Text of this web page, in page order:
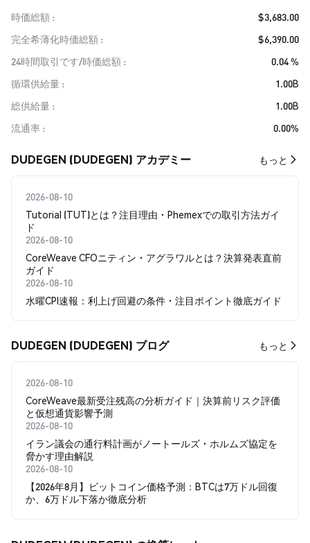
時価総額
$3,683.00
完全希薄化時価総額
$6,390.00
24時間取引です/時価総額
0.04 %
循環供給量
1.00B
総供給量
1.00B
流通率
0.00%
DUDEGEN (DUDEGEN) アカデミー もっと
2026-08-10
Tutorial (TUT)とは？注目理由・Phemexでの取引方法ガイ
ド
2026-08-10
CoreWeave CFOニティン・アグラワルとは？決算発表直前
ガイド
2026-08-10
水曜CPI速報：利上げ回避の条件・注目ポイント徹底ガイド
DUDEGEN (DUDEGEN) ブログ もっと
2026-08-10
CoreWeave最新受注残高の分析ガイド｜決算前リスク評価
と仮想通貨影響予測
2026-08-10
イラン議会の通行料計画がノートールズ・ホルムズ協定を
脅かす理由解説
2026-08-10
【2026年8月】ビットコイン価格予測：BTCは7万ドル回復
か、6万ドル下落か徹底分析